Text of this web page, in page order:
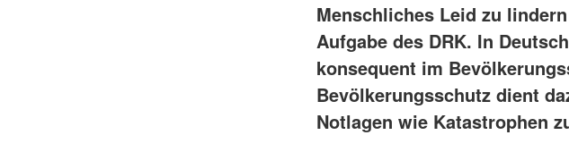
Menschliches Leid zu
Aufgabe des DRK. In
konsequent im
Bevölkerungsschutz dient
Notlagen wie Katastrophen